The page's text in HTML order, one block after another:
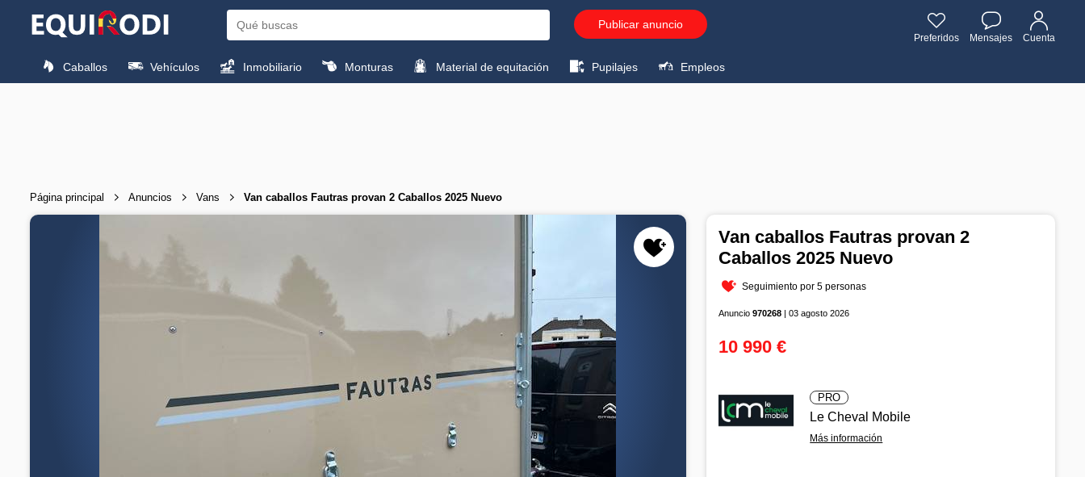
Publicar anuncio
Preferidos Mensajes Cuenta
Caballos Vehículos Inmobiliario Monturas Material de equitación Pupilajes Empleos
Página principal Anuncios Vans Van caballos Fautras provan 2 Caballos 2025 Nuevo
Van caballos Fautras provan 2
Caballos 2025 Nuevo
Seguimiento por 5 personas
Anuncio970268 | 03 agosto 2026
10 990 €
PRO
Le Cheval Mobile
Más información